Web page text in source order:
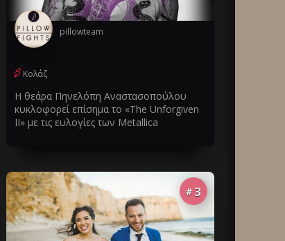
pillowteam
Κολάζ
Η θεάρα Πηνελόπη Αναστασοπούλου
κυκλοφορεί επίσημα το «The Unforgiven
II» με τις ευλογίες των Metallica
# 3